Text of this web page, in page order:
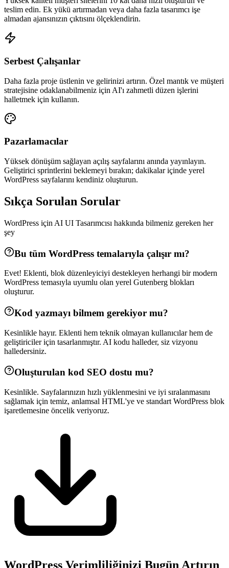
teslim edin. Ek yükü artırmadan veya daha fazla tasarımcı işe
almadan ajansınızın çıktısını ölçeklendirin.
Serbest Çalışanlar
Daha fazla proje üstlenin ve gelirinizi artırın. Özel mantık ve müşteri
stratejisine odaklanabilmeniz için AI'ı zahmetli düzen işlerini
halletmek için kullanın.
Pazarlamacılar
Yüksek dönüşüm sağlayan açılış sayfalarını anında yayınlayın.
Geliştirici sprintlerini beklemeyi bırakın; dakikalar içinde yerel
WordPress sayfalarını kendiniz oluşturun.
Sıkça Sorulan Sorular
WordPress için AI UI Tasarımcısı hakkında bilmeniz gereken her
şey
Bu tüm WordPress temalarıyla çalışır mı?
Evet! Eklenti, blok düzenleyiciyi destekleyen herhangi bir modern
WordPress temasıyla uyumlu olan yerel Gutenberg blokları
oluşturur.
Kod yazmayı bilmem gerekiyor mu?
Kesinlikle hayır. Eklenti hem teknik olmayan kullanıcılar hem de
geliştiriciler için tasarlanmıştır. AI kodu halleder, siz vizyonu
halledersiniz.
Oluşturulan kod SEO dostu mu?
Kesinlikle. Sayfalarınızın hızlı yüklenmesini ve iyi sıralanmasını
sağlamak için temiz, anlamsal HTML'ye ve standart WordPress blok
işaretlemesine öncelik veriyoruz.
WordPress Verimliliğinizi Bugün Artırın